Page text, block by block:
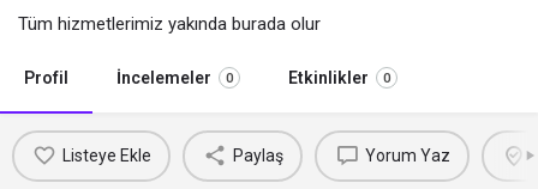
Tüm hizmetlerimiz yakında burada olur
Profil İncelemeler 0 Etkinlikler 0
Listeye Ekle Paylaş Yorum Yaz